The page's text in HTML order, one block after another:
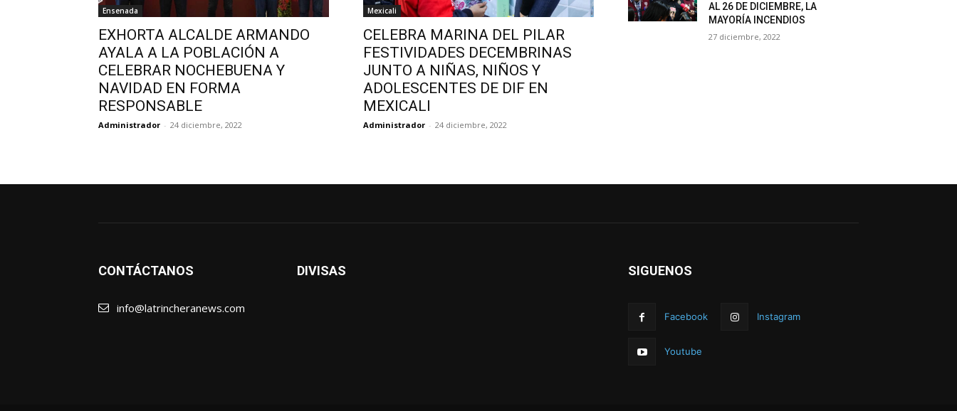
Ensenada
EXHORTA ALCALDE ARMANDO
AYALA A LA POBLACIÓN A
CELEBRAR NOCHEBUENA Y
NAVIDAD EN FORMA
RESPONSABLE
Administrador - 24 diciembre, 2022
Mexicali
CELEBRA MARINA DEL PILAR
FESTIVIDADES DECEMBRINAS
JUNTO A NIÑAS, NIÑOS Y
ADOLESCENTES DE DIF EN
MEXICALI
Administrador - 24 diciembre, 2022
AL 26 DE DICIEMBRE, LA
MAYORÍA INCENDIOS
27 diciembre, 2022
CONTÁCTANOS
info@latrincheranews.com
DIVISAS SIGUENOS
Facebook Instagram
Youtube